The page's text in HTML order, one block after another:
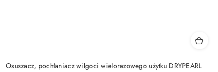
Osuszacz, pochłaniacz wilgoci wielorazowego użytku DRYPEARL